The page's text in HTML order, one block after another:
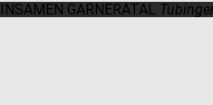
GARNERATAL